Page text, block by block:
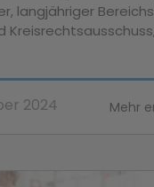
langjähriger
2024 Mehr